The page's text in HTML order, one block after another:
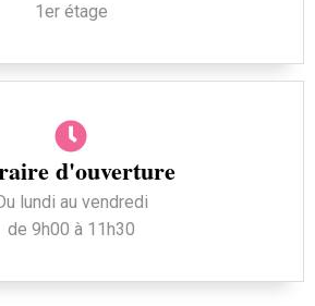
1er étage
d'ouverture
lundi au vendredi
de 9h00 à 11h30